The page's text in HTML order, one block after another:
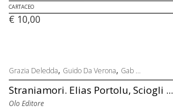
CARTACEO
€ 10,00
Grazia Deledda, Guido Da Verona, Gab ...
Straniamori. Elias Portolu, Sciogli ...
Olo Editore